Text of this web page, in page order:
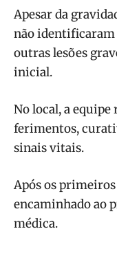
Apesar da
não identificaram
outras lesões
inicial.
No local, a
ferimentos,
sinais vitais.
Após os
encaminhado ao
médica.